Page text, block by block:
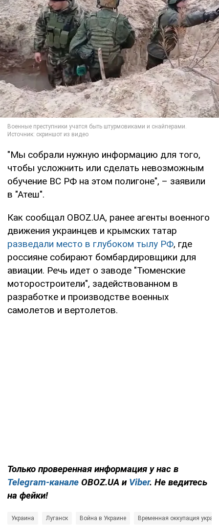
"Мы собрали нужную информацию для того,
чтобы усложнить или сделать невозможным
обучение ВС РФ на этом полигоне", – заявили
в "Атеш".
Как сообщал OBOZ.UA, ранее агенты военного
движения украинцев и крымских татар
разведали место в глубоком тылу РФ, где
россияне собирают бомбардировщики для
авиации. Речь идет о заводе "Тюменские
моторостроители", задействованном в
разработке и производстве военных
самолетов и вертолетов.
Только проверенная информация у нас в
Telegram-канале OBOZ.UA и Viber. Не ведитесь
на фейки!
Украина Луганск Война в Украине Временная оккупация